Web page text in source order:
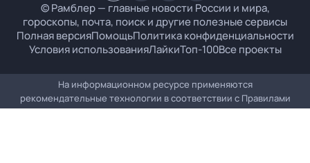
© Рамблер — главные новости России и мира,
гороскопы, почта, поиск и другие полезные сервисы
Полная версияПомощьПолитика конфиденциальности
Условия использованияЛайкиТоп-100Все проекты
На информационном ресурсе применяются
рекомендательные технологии в соответствии с Правилами